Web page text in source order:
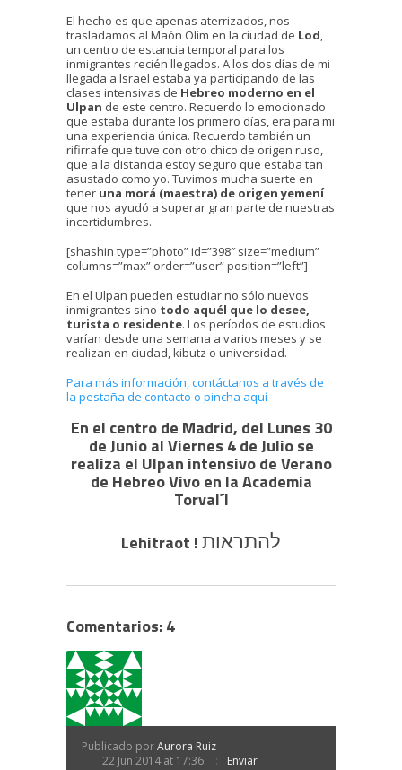
El hecho es que apenas aterrizados, nos
trasladamos al Maón Olim en la ciudad de Lod,
un centro de estancia temporal para los
inmigrantes recién llegados. A los dos días de mi
llegada a Israel estaba ya participando de las
clases intensivas de Hebreo moderno en el
Ulpan de este centro. Recuerdo lo emocionado
que estaba durante los primero días, era para mi
una experiencia única. Recuerdo también un
rifirrafe que tuve con otro chico de origen ruso,
que a la distancia estoy seguro que estaba tan
asustado como yo. Tuvimos mucha suerte en
tener una morá (maestra) de origen yemení
que nos ayudó a superar gran parte de nuestras
incertidumbres.
[shashin type=”photo” id=”398″ size=”medium”
columns=”max” order=”user” position=”left”]
En el Ulpan pueden estudiar no sólo nuevos
inmigrantes sino todo aquél que lo desee,
turista o residente. Los períodos de estudios
varían desde una semana a varios meses y se
realizan en ciudad, kibutz o universidad.
Para más información, contáctanos a través de
la pestaña de contacto o pincha aquí
En el centro de Madrid, del Lunes 30
de Junio al Viernes 4 de Julio se
realiza el Ulpan intensivo de Verano
de Hebreo Vivo en la Academia
Torval´l
Lehitraot !להתראות
Comentarios: 4
Publicado porAurora Ruiz
22 Jun 2014 at 17:36
Enviar